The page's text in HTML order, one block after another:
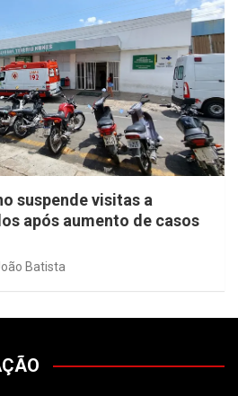
suspende visitas a
após aumento de casos
Batista